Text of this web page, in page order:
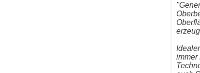
immer